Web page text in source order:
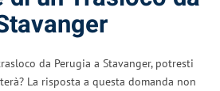
da Perugia a Stavanger, potresti
La risposta a questa domanda non